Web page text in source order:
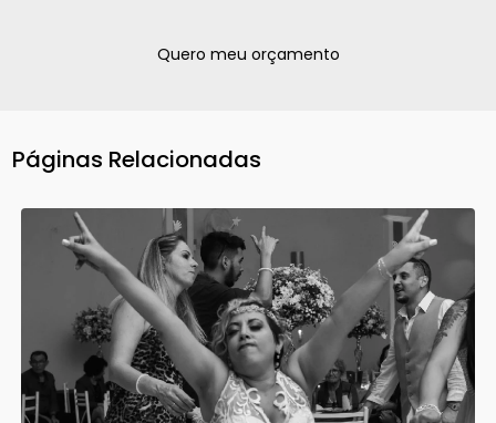
Quero meu orçamento
Páginas Relacionadas